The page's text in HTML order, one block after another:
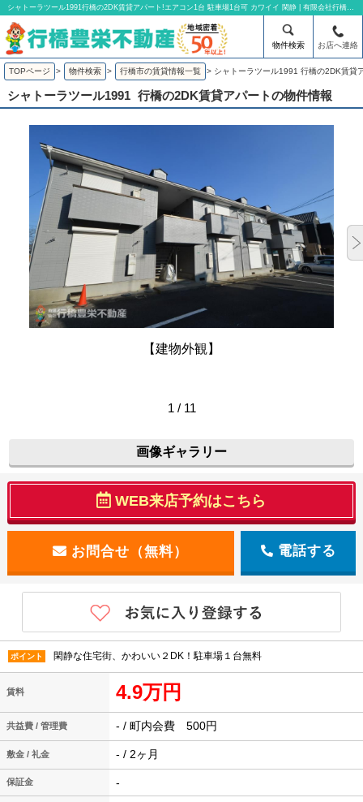
シャトーラツール1991行橋の2DK賃貸アパート!エアコン1台 駐車場1台可 カワイイ 閑静 | 有限会社行橋豊栄不動産
物件検索 お店へ連絡
TOPページ > 物件検索 > 行橋市の賃貸情報一覧 > シャトーラツール1991 行橋の2DK賃貸
シャトーラツール1991 行橋の2DK賃貸アパートの物件情報
【建物外観】
1 / 11
画像ギャラリー
WEB来店予約はこちら
電話する
ポイント 閑静な住宅街、かわいい２DK！駐車場１台無料
賃料 4.9万円
共益費 / 管理費 - / 町内会費 500円
敷金 / 礼金 - / 2ヶ月
保証金 -